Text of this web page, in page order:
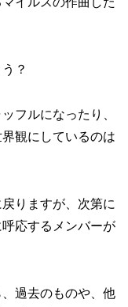
？
フルになったり、
観にしているのは
りますが、次第に
応するメンバーが
過去のものや、他